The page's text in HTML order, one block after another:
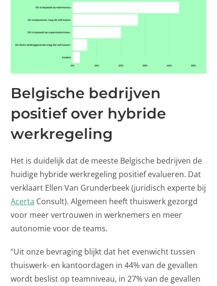
Belgische bedrijven
positief over hybride
werkregeling
Het is duidelijk dat de meeste Belgische bedrijven de
huidige hybride werkregeling positief evalueren. Dat
verklaart Ellen Van Grunderbeek (juridisch experte bij
Acerta Consult). Algemeen heeft thuiswerk gezorgd
voor meer vertrouwen in werknemers en meer
autonomie voor de teams.
“Uit onze bevraging blijkt dat het evenwicht tussen
thuiswerk- en kantoordagen in 44% van de gevallen
wordt beslist op teamniveau, in 27% van de gevallen